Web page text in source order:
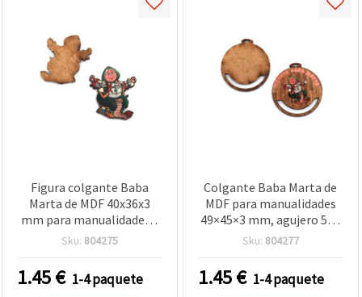
Figura colgante Baba
Marta de MDF 40x36x3
mm para manualidades -
10 piezas
Sku: 804275
1.45€ 1-4 paquete
Colgante Baba Marta de
MDF para manualidades
49×45×3 mm, agujero 5×2
mm – Pack de 5 piezas
Sku: 804277
1.45€ 1-4 paquete